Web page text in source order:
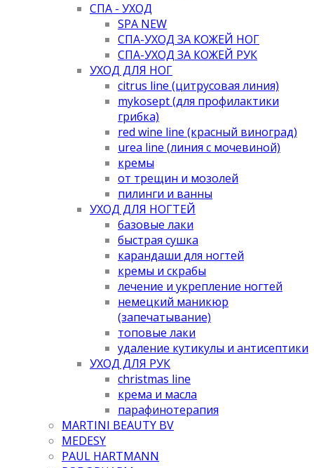
СПА - УХОД
SPA NEW
СПА-УХОД ЗА КОЖЕЙ НОГ
СПА-УХОД ЗА КОЖЕЙ РУК
УХОД ДЛЯ НОГ
citrus line (цитрусовая линия)
mykosept (для профилактики
грибка)
red wine line (красный виноград)
urea line (линия с мочевиной)
кремы
от трещин и мозолей
пилинги и ванны
УХОД ДЛЯ НОГТЕЙ
базовые лаки
быстрая сушка
карандаши для ногтей
кремы и скрабы
лечение и укрепление ногтей
немецкий маникюр
(запечатывание)
топовые лаки
удаление кутикулы и антисептики
УХОД ДЛЯ РУК
christmas line
крема и масла
парафинотерапия
MARTINI BEAUTY BV
MEDESY
PAUL HARTMANN